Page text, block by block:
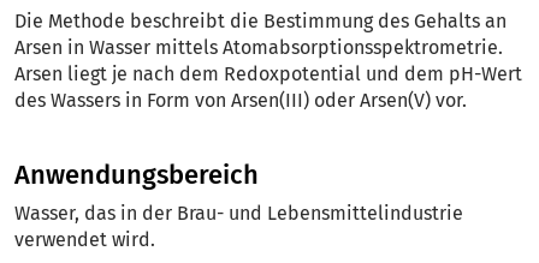
Die Methode beschreibt die Bestimmung des Gehalts an
Arsen in Wasser mittels Atomabsorptionsspektrometrie.
Arsen liegt je nach dem Redoxpotential und dem pH-Wert
des Wassers in Form von Arsen(III) oder Arsen(V) vor.
Anwendungsbereich
Wasser, das in der Brau- und Lebensmittelindustrie
verwendet wird.